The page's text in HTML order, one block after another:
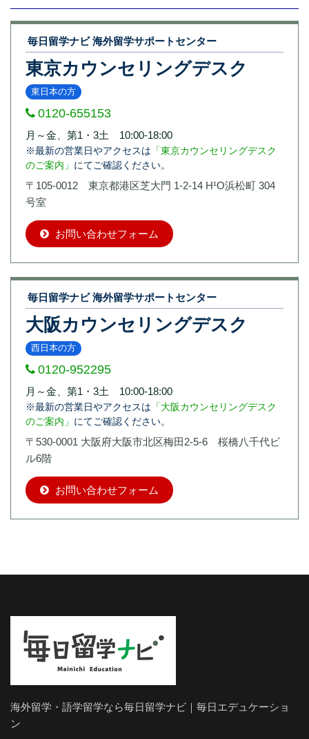
毎日留学ナビ 海外留学サポートセンター
東京カウンセリングデスク
東日本の方
0120-655153
月～金、第1・3土 10:00-18:00
※最新の営業日やアクセスは 「東京カウンセリングデスク
のご案内」 にてご確認ください。
〒105-0012 東京都港区芝大門 1-2-14 H¹O浜松町 304
号室
お問い合わせフォーム
毎日留学ナビ 海外留学サポートセンター
大阪カウンセリングデスク
西日本の方
0120-952295
月～金、第1・3土 10:00-18:00
※最新の営業日やアクセスは 「大阪カウンセリングデスク
のご案内」 にてご確認ください。
〒530-0001 大阪府大阪市北区梅田2-5-6 桜橋八千代ビ
ル6階
お問い合わせフォーム
海外留学・語学留学なら毎日留学ナビ｜毎日エデュケーショ
ン